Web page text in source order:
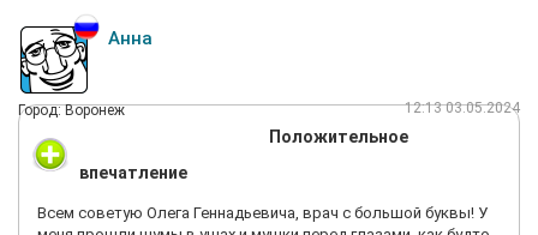
Анна
Город: Воронеж 12:13 03.05.2024
Положительное
впечатление
Всем советую Олега Геннадьевича, врач с большой буквы! У